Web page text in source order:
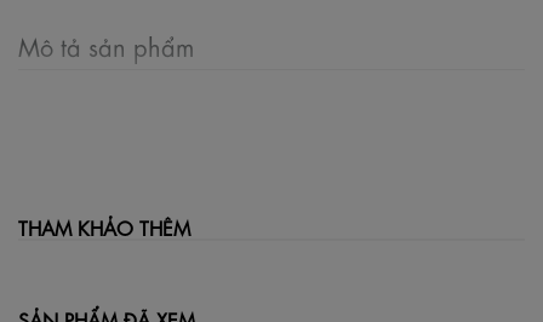
Mô tả sản phẩm
THAM KHẢO THÊM